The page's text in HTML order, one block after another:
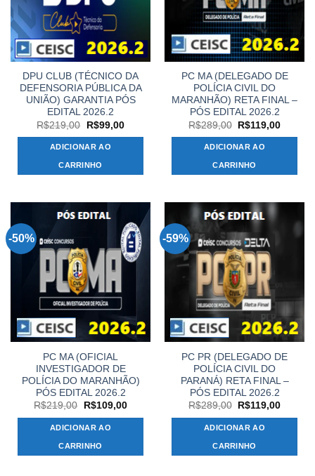
DPU CLUB (TÉCNICO DA
DEFENSORIA PÚBLICA DA
UNIÃO) GARANTIA PÓS
EDITAL 2026.2
R$219,00
O
original
era:
R$219,00.
R$99,00O
ADICIONAR AO
CARRINHO
PC MA (DELEGADO DE
POLÍCIA CIVIL DO
MARANHÃO) RETA FINAL –
PÓS EDITAL 2026.2
R$289,00
O
original
era:
R$289,00.
R$119,00O
ADICIONAR AO
CARRINHO
-50%
PC MA (OFICIAL
INVESTIGADOR DE
POLÍCIA DO MARANHÃO)
PÓS EDITAL 2026.2
R$219,00
O
original
era:
R$219,00.
R$109,00O
ADICIONAR AO
CARRINHO
-59%
PC PR (DELEGADO DE
POLÍCIA CIVIL DO
PARANÁ) RETA FINAL –
PÓS EDITAL 2026.2
R$289,00
O
original
era:
R$289,00.
R$119,00O
ADICIONAR AO
CARRINHO